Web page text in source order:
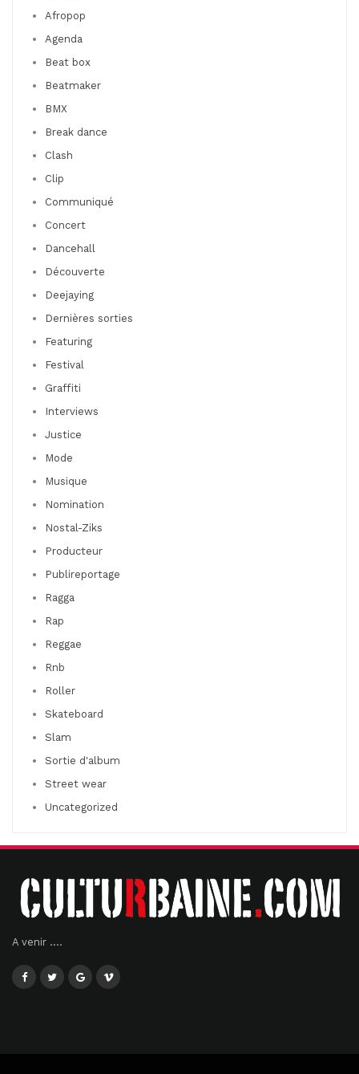
Afropop
Agenda
Beat box
Beatmaker
BMX
Break dance
Clash
Clip
Communiqué
Concert
Dancehall
Découverte
Deejaying
Dernières sorties
Featuring
Festival
Graffiti
Interviews
Justice
Mode
Musique
Nomination
Nostal-Ziks
Producteur
Publireportage
Ragga
Rap
Reggae
Rnb
Roller
Skateboard
Slam
Sortie d'album
Street wear
Uncategorized
A venir ....